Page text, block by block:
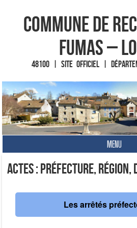
Commune de
Fumas –
48100 | Site officiel |
MENU
Fin du contenu
Actes : Préfecture, Région,
Les arrêtés